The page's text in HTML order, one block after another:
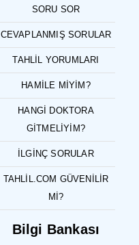
SORU SOR
CEVAPLANMIŞ SORULAR
TAHLIL YORUMLARI
HAMILE MIYIM?
HANGI DOKTORA
GITMELIYIM?
İLGINÇ SORULAR
TAHLIL.COM GÜVENILIR
MI?
Bilgi Bankası